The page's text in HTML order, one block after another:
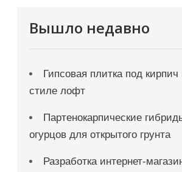
Вышло недавно
Гипсовая плитка под кирпич
стиле лофт
Партенокарпические
огурцов для открытого грунта
Разработка интернет-